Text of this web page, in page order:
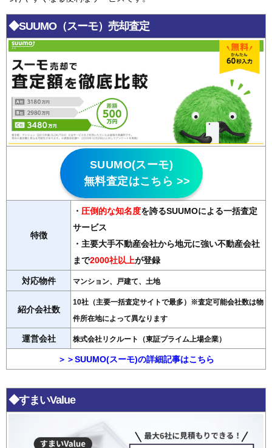
◆SUUMO（スーモ）売却査定
SUUMO(スーモ)
無料査定はこちら >>
特徴
・ 圧倒的な知名度を誇るSUUMOによる一括査定
サービス
・主要大手不動産会社から地元に強い不動産会社
まで2000社以上が登録
対応物件 マンション、戸建て、土地
紹介会社数
10社（主要一括査定サイトで最多）※査定可能会社数は物
件所在地によって異なります
運営会社 株式会社リクルート（東証プライム上場企業）
＞＞SUUMO(スーモ)の詳細記事はこちら
◆すまいValue